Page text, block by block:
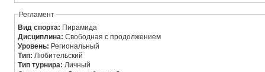
Регламент
Вид спорта: Пирамида
Дисциплина:Свободная с продолжением
Уровень: Региональный
Тип: Любительский
Тип турнира: Личный